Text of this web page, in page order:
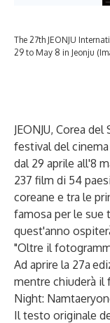
The 27th JEONJU
29 to May 8 in Jeonju
JEONJU, Corea del
festival del cinema
dal 29 aprile all'8
237 film di 54
coreane e tra le
famosa per le sue
quest'anno
"Oltre il
Ad aprire la 27a
mentre chiuderà il
Night:
Il testo originale